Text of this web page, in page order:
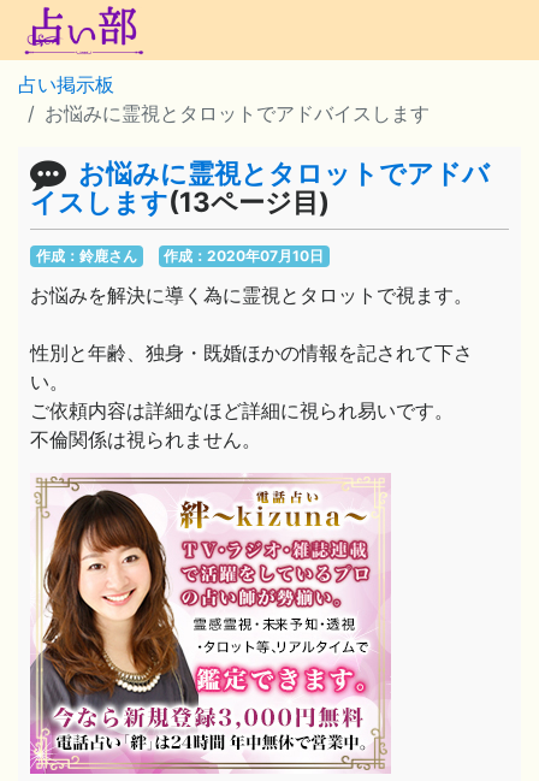
占い掲示板
お悩みに霊視とタロットでアドバイスします
お悩みに霊視とタロットでアドバ
イスします(13ページ目)
作成：鈴鹿さん 作成：2020年07月10日
お悩みを解決に導く為に霊視とタロットで視ます。
性別と年齢、独身・既婚ほかの情報を記されて下さ
い。
ご依頼内容は詳細なほど詳細に視られ易いです。
不倫関係は視られません。